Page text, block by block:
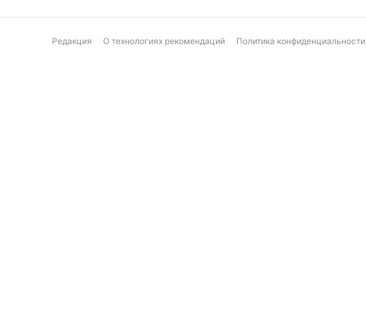
Редакция О технологиях рекомендаций Политика конфиденциальности